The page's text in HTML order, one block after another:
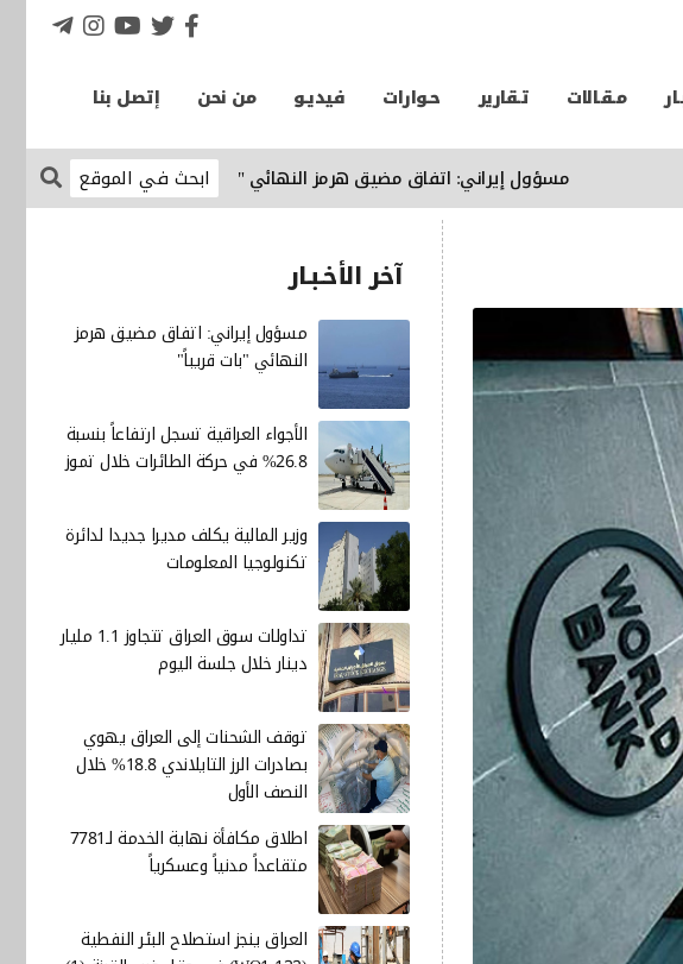
مـقـالات تـقارير حـوارات فيديـو من نحن إتصل بنا
مسؤول إيراني: اتفاق مضيق هرمز النهائي "بات قريباً" الإقتصاد نيوز الأجواء
آخر الأخـبـار
مسؤول إيراني: اتفاق مضيق هرمز
النهائي "بات قريباً"
الأجواء العراقية تسجل ارتفاعاً بنسبة
26.8% في حركة الطائرات خلال تموز
وزير المالية يكلف مديرا جديدا لدائرة
تكنولوجيا المعلومات
تداولات سوق العراق تتجاوز 1.1 مليار
دينار خلال جلسة اليوم
توقف الشحنات إلى العراق يهوي
بصادرات الرز التايلاندي 18.8% خلال
النصف الأول
اطلاق مكافأة نهاية الخدمة لـ7781
متقاعداً مدنياً وعسكرياً
العراق ينجز استصلاح البئر النفطية